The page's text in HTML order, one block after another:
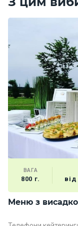
ВАГА
800 г. від
Меню з